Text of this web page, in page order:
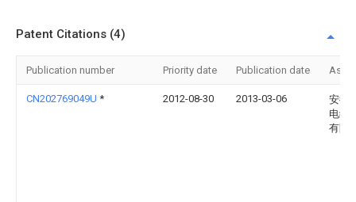
Patent Citations (4)
Publication number Priority date Publication date
CN202769049U * 2012-08-30 2013-03-06
安徽
电缆
有限